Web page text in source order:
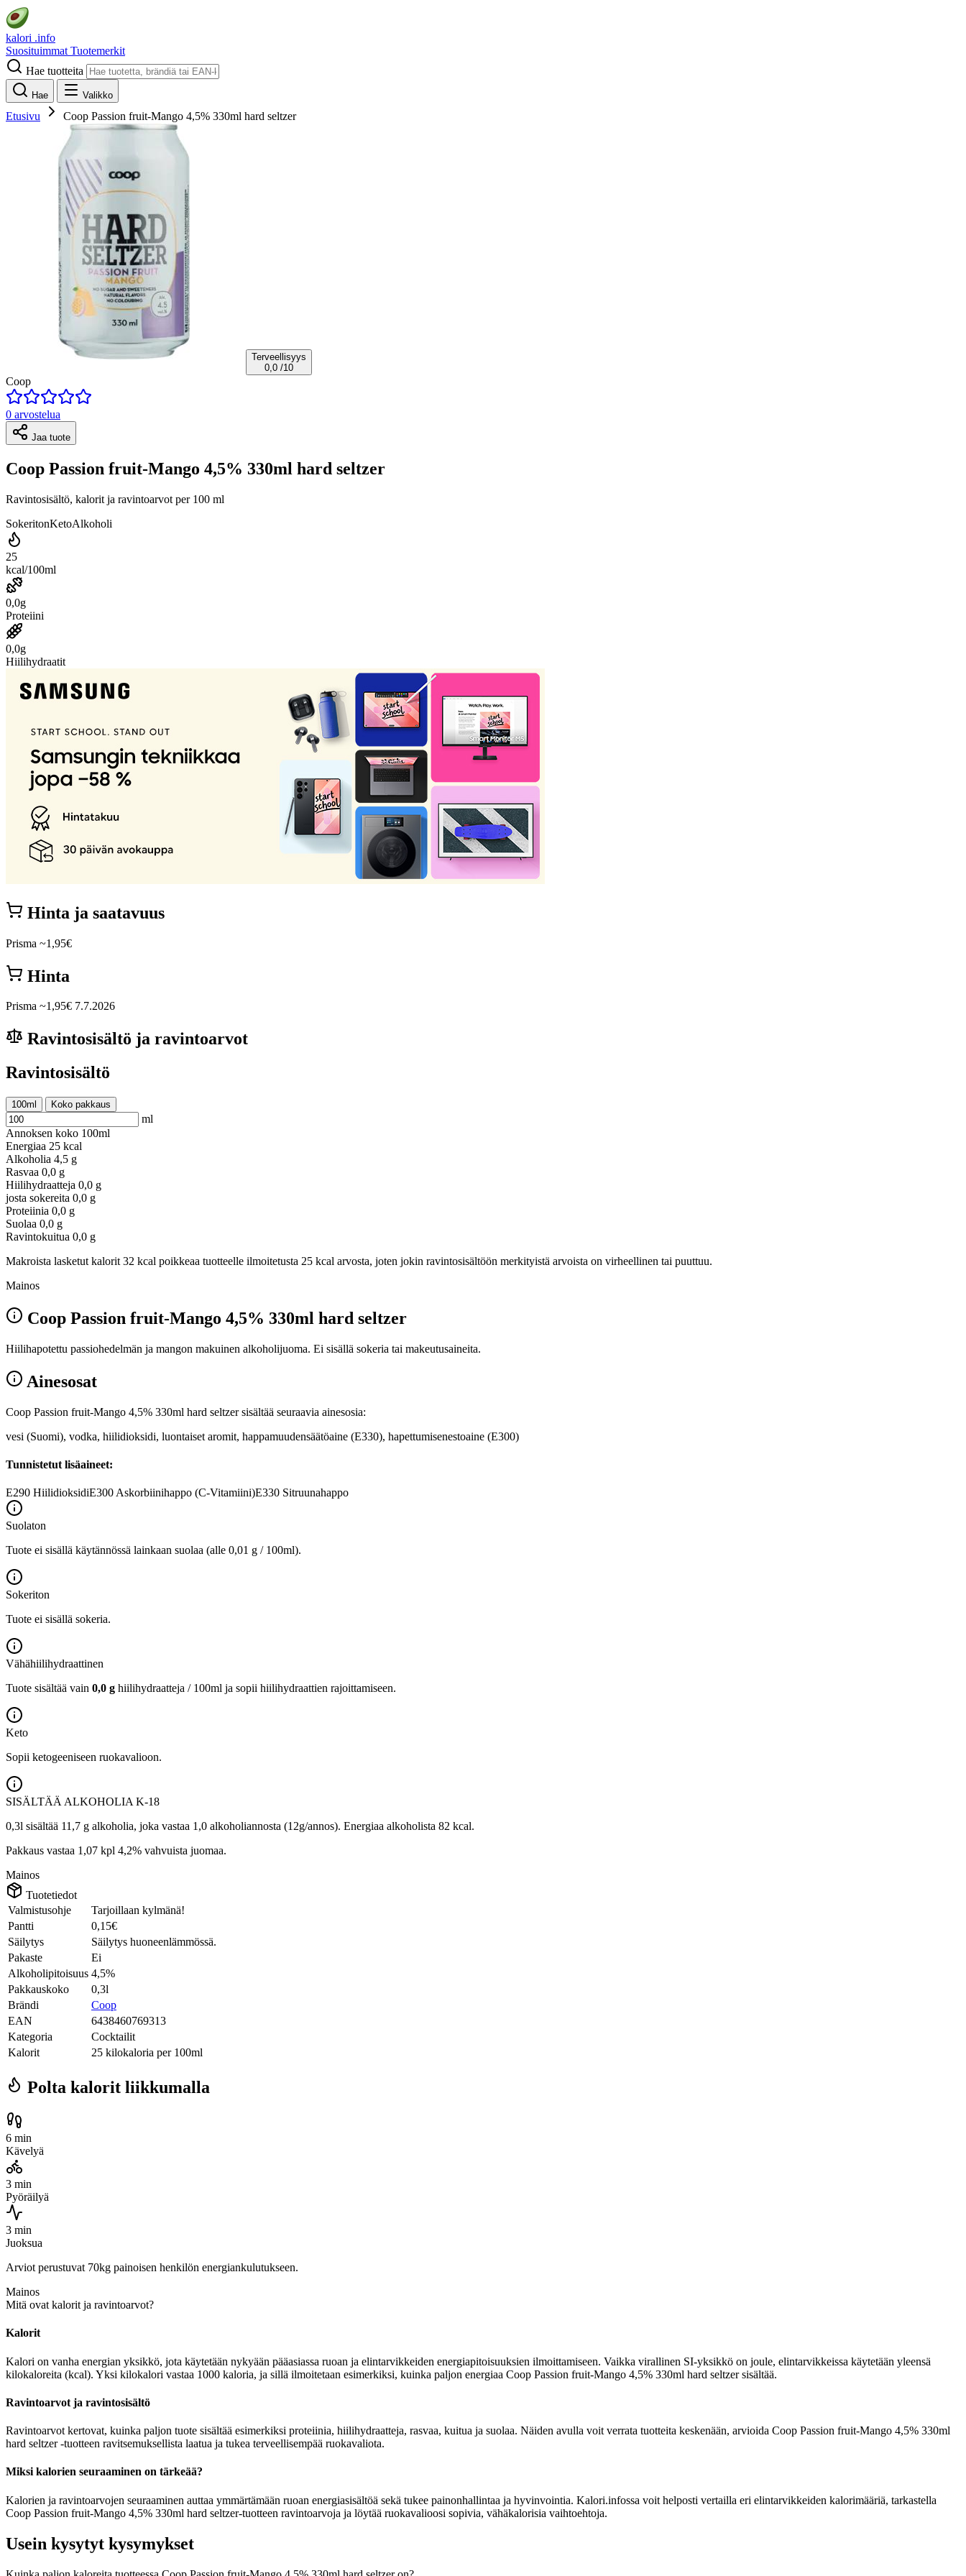
kalori .info
Suosituimmat Tuotemerkit
Hae tuotteita
Hae Valikko
Etusivu Coop Passion fruit-Mango 4,5% 330ml hard seltzer
Terveellisyys
0,0 /10
Coop
0 arvostelua
Jaa tuote
Coop Passion fruit-Mango 4,5% 330ml hard seltzer
Ravintosisältö, kalorit ja ravintoarvot per 100 ml
SokeritonKetoAlkoholi
25
kcal/100ml
0,0g
Proteiini
0,0g
Hiilihydraatit
Hinta ja saatavuus
Prisma ~1,95€
Hinta
Prisma ~1,95€ 7.7.2026
Ravintosisältö ja ravintoarvot
Ravintosisältö
100ml Koko pakkaus
ml
Annoksen koko 100ml
Energiaa 25 kcal
Alkoholia 4,5 g
Rasvaa 0,0 g
Hiilihydraatteja 0,0 g
josta sokereita 0,0 g
Proteiinia 0,0 g
Suolaa 0,0 g
Ravintokuitua 0,0 g
Makroista lasketut kalorit 32 kcal poikkeaa tuotteelle ilmoitetusta 25 kcal arvosta, joten jokin ravintosisältöön merkityistä arvoista on virheellinen tai puuttuu.
Mainos
Coop Passion fruit-Mango 4,5% 330ml hard seltzer
Hiilihapotettu passiohedelmän ja mangon makuinen alkoholijuoma. Ei sisällä sokeria tai makeutusaineita.
Ainesosat
Coop Passion fruit-Mango 4,5% 330ml hard seltzer sisältää seuraavia ainesosia:
vesi (Suomi), vodka, hiilidioksidi, luontaiset aromit, happamuudensäätöaine (E330), hapettumisenestoaine (E300)
Tunnistetut lisäaineet:
E290 HiilidioksidiE300 Askorbiinihappo (C-Vitamiini)E330 Sitruunahappo
Suolaton
Tuote ei sisällä käytännössä lainkaan suolaa (alle 0,01 g / 100ml).
Sokeriton
Tuote ei sisällä sokeria.
Vähähiilihydraattinen
Tuote sisältää vain 0,0 g hiilihydraatteja / 100ml ja sopii hiilihydraattien rajoittamiseen.
Keto
Sopii ketogeeniseen ruokavalioon.
SISÄLTÄÄ ALKOHOLIA K-18
0,3l sisältää 11,7 g alkoholia, joka vastaa 1,0 alkoholiannosta (12g/annos). Energiaa alkoholista 82 kcal.
Pakkaus vastaa 1,07 kpl 4,2% vahvuista juomaa.
Mainos
Tuotetiedot
Valmistusohje
Tarjoillaan kylmänä!
Pantti
0,15€
Säilytys
Säilytys huoneenlämmössä.
Pakaste
Ei
Alkoholipitoisuus 4,5%
Pakkauskoko
0,3l
Brändi
Coop
EAN
6438460769313
Kategoria
Cocktailit
Kalorit
25 kilokaloria per 100ml
Polta kalorit liikkumalla
6 min
Kävelyä
3 min
Pyöräilyä
3 min
Juoksua
Arviot perustuvat 70kg painoisen henkilön energiankulutukseen.
Mainos
Mitä ovat kalorit ja ravintoarvot?
Kalorit
Kalori on vanha energian yksikkö, jota käytetään nykyään pääasiassa ruoan ja elintarvikkeiden energiapitoisuuksien ilmoittamiseen. Vaikka virallinen SI-yksikkö on joule, elintarvikkeissa käytetään yleensä
kilokaloreita (kcal). Yksi kilokalori vastaa 1000 kaloria, ja sillä ilmoitetaan esimerkiksi, kuinka paljon energiaa Coop Passion fruit-Mango 4,5% 330ml hard seltzer sisältää.
Ravintoarvot ja ravintosisältö
Ravintoarvot kertovat, kuinka paljon tuote sisältää esimerkiksi proteiinia, hiilihydraatteja, rasvaa, kuitua ja suolaa. Näiden avulla voit verrata tuotteita keskenään, arvioida Coop Passion fruit-Mango 4,5% 330ml
hard seltzer -tuotteen ravitsemuksellista laatua ja tukea terveellisempää ruokavaliota.
Miksi kalorien seuraaminen on tärkeää?
Kalorien ja ravintoarvojen seuraaminen auttaa ymmärtämään ruoan energiasisältöä sekä tukee painonhallintaa ja hyvinvointia. Kalori.infossa voit helposti vertailla eri elintarvikkeiden kalorimääriä, tarkastella
Coop Passion fruit-Mango 4,5% 330ml hard seltzer-tuotteen ravintoarvoja ja löytää ruokavalioosi sopivia, vähäkalorisia vaihtoehtoja.
Usein kysytyt kysymykset